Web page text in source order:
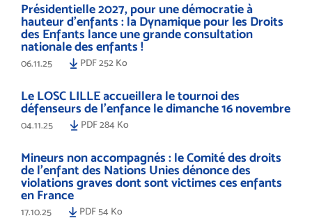
Présidentielle 2027, pour une démocratie à
hauteur d’enfants : la Dynamique pour les Droits
des Enfants lance une grande consultation
nationale des enfants !
06.11.25 PDF 252 Ko
Le LOSC LILLE accueillera le tournoi des
défenseurs de l'enfance le dimanche 16 novembre
04.11.25 PDF 284 Ko
Mineurs non accompagnés : le Comité des droits
de l’enfant des Nations Unies dénonce des
violations graves dont sont victimes ces enfants
en France
17.10.25 PDF 54 Ko